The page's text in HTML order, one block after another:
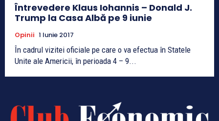
Întrevedere Klaus Iohannis – Donald J.
Trump la Casa Albă pe 9 iunie
Opinii 1 Iunie 2017
În cadrul vizitei oficiale pe care o va efectua în Statele
Unite ale Americii, în perioada 4 – 9...